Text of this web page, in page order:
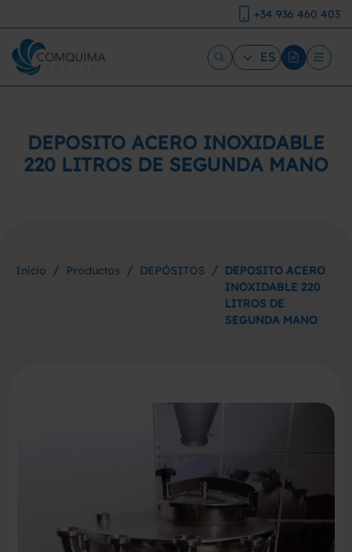
+34 936 460 403
ES
DEPOSITO ACERO INOXIDABLE
220 LITROS DE SEGUNDA MANO
Inicio / Productos / DEPÓSITOS / DEPOSITO ACERO
INOXIDABLE 220
LITROS DE
SEGUNDA MANO